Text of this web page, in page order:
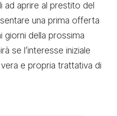
ad aprire al prestito del
una prima offerta
giorni della prossima
se l’interesse iniziale
e propria trattativa di